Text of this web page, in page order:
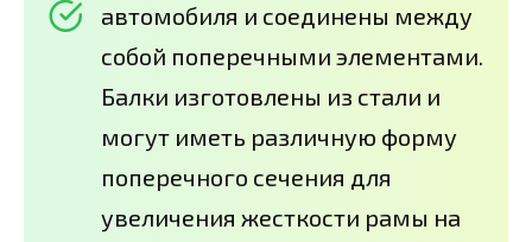
автомобиля и соединены между
собой поперечными элементами.
Балки изготовлены из стали и
могут иметь различную форму
поперечного сечения для
увеличения жесткости рамы на